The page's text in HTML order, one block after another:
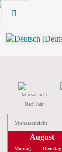
Nach Jahr
Monatsansicht
August
Montag Dienstag